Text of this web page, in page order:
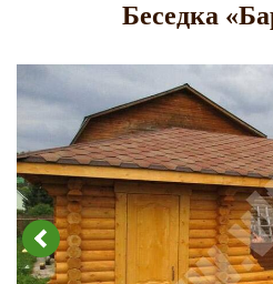
Беседка